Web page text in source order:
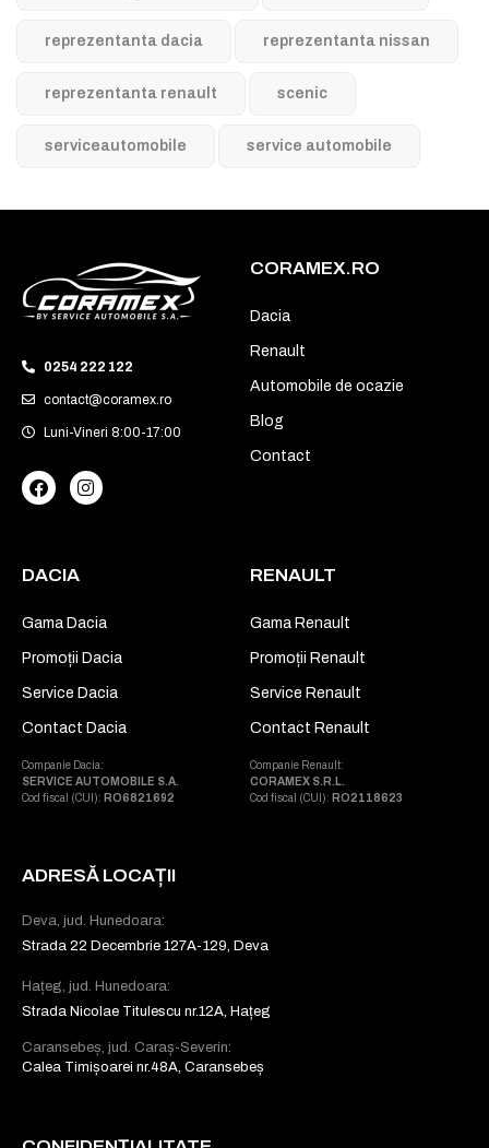
reprezentanta dacia reprezentanta nissan
reprezentanta renault scenic
serviceautomobile service automobile
0254 222 122
contact@coramex.ro
Luni-Vineri 8:00-17:00
CORAMEX.RO
Dacia
Renault
Automobile de ocazie
Blog
Contact
DACIA
Gama Dacia
Promoții Dacia
Service Dacia
Contact Dacia
Companie Dacia:
SERVICE AUTOMOBILE S.A.
Cod fiscal (CUI): RO6821692
RENAULT
Gama Renault
Promoții Renault
Service Renault
Contact Renault
Companie Renault:
CORAMEX S.R.L.
Cod fiscal (CUI): RO2118623
ADRESĂ LOCAȚII
Deva, jud. Hunedoara:
Strada 22 Decembrie 127A-129, Deva
Hațeg, jud. Hunedoara:
Strada Nicolae Titulescu nr.12A, Hațeg
Caransebeș, jud. Caraș-Severin:
Calea Timișoarei nr.48A, Caransebeș